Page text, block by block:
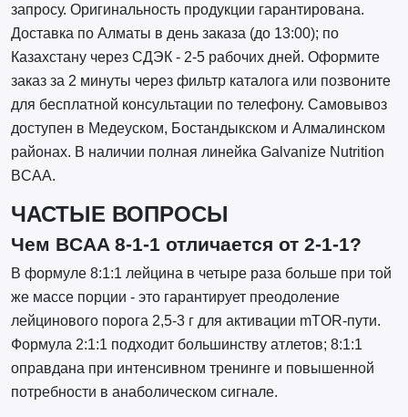
запросу. Оригинальность продукции гарантирована.
Доставка по Алматы в день заказа (до 13:00); по
Казахстану через СДЭК - 2-5 рабочих дней. Оформите
заказ за 2 минуты через фильтр каталога или позвоните
для бесплатной консультации по телефону. Самовывоз
доступен в Медеуском, Бостандыкском и Алмалинском
районах. В наличии полная линейка Galvanize Nutrition
BCAA.
ЧАСТЫЕ ВОПРОСЫ
Чем BCAA 8-1-1 отличается от 2-1-1?
В формуле 8:1:1 лейцина в четыре раза больше при той
же массе порции - это гарантирует преодоление
лейцинового порога 2,5-3 г для активации mTOR-пути.
Формула 2:1:1 подходит большинству атлетов; 8:1:1
оправдана при интенсивном тренинге и повышенной
потребности в анаболическом сигнале.